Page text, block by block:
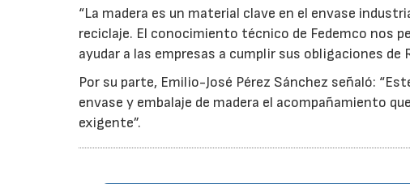
“La madera es un material clave en el envase
reciclaje. El conocimiento técnico de Fedemco nos
ayudar a las empresas a cumplir sus obligaciones de
Por su parte, Emilio-José Pérez Sánchez señaló:
envase y embalaje de madera el acompañamiento
exigente”.